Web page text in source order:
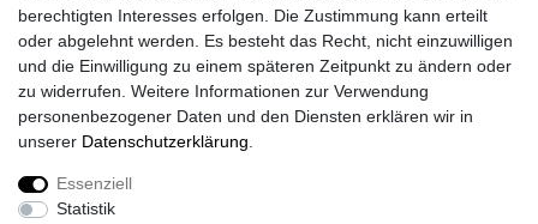
Kontaktieren Sie uns!
Widerrufs­recht Widerrufs­formular Impressum
Daten­schutz­erklärung
berechtigten Interesses erfolgen. Die Zustimmung kann erteilt
oder abgelehnt werden. Es besteht das Recht, nicht einzuwilligen
und die Einwilligung zu einem späteren Zeitpunkt zu ändern oder
zu widerrufen. Weitere Informationen zur Verwendung
personenbezogener Daten und den Diensten erklären wir in
unserer Daten­schutz­erklärung
Essenziell
Statistik